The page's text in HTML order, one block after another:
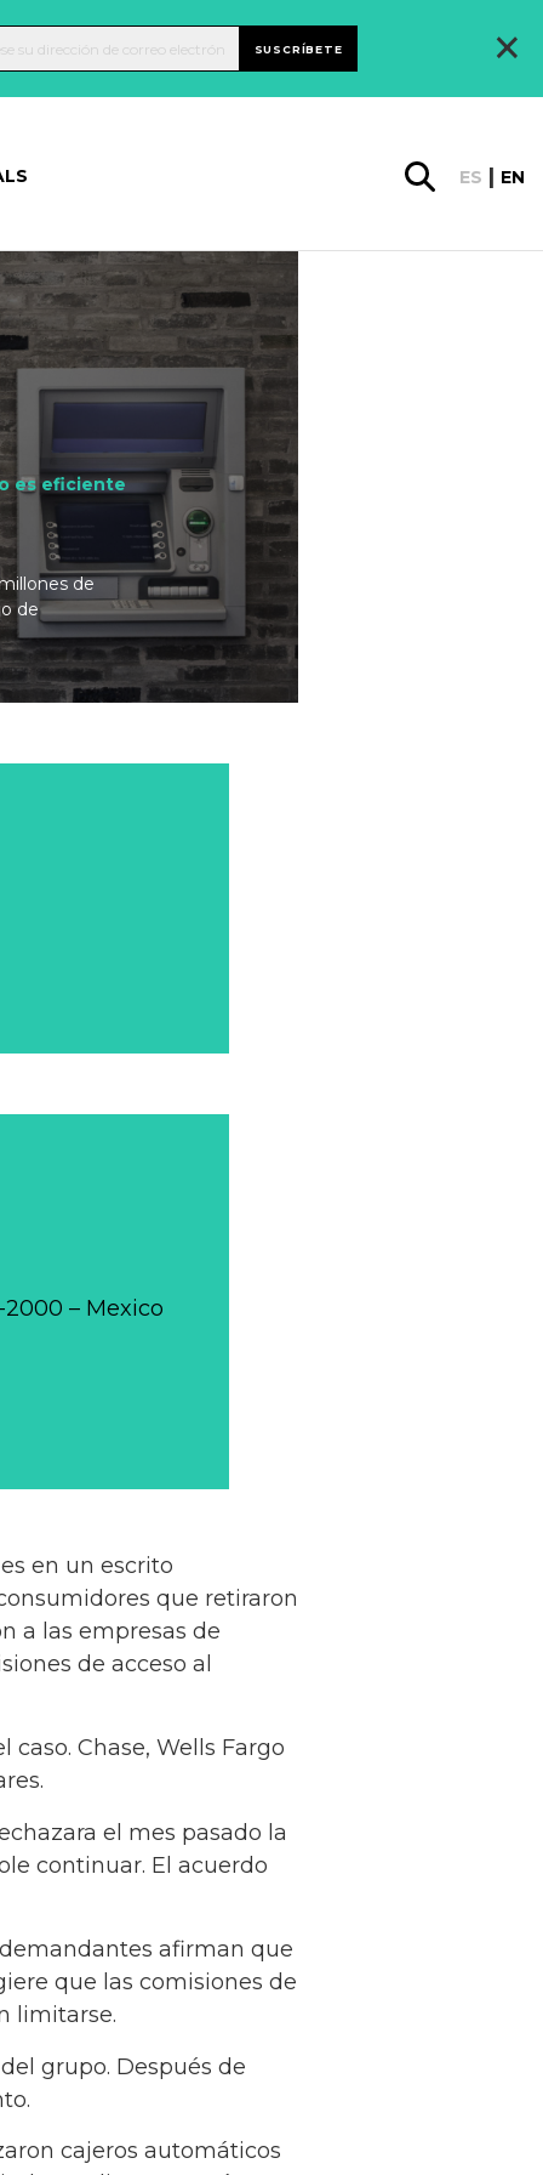
SUSCRÍBETE ×
ES EN
es eficiente
de
de
– Mexico
en un escrito
que retiraron
a las empresas de
de acceso al
Chase, Wells Fargo
el mes pasado la
continuar. El acuerdo
afirman que
que las comisiones de
limitarse.
grupo. Después de
cajeros automáticos